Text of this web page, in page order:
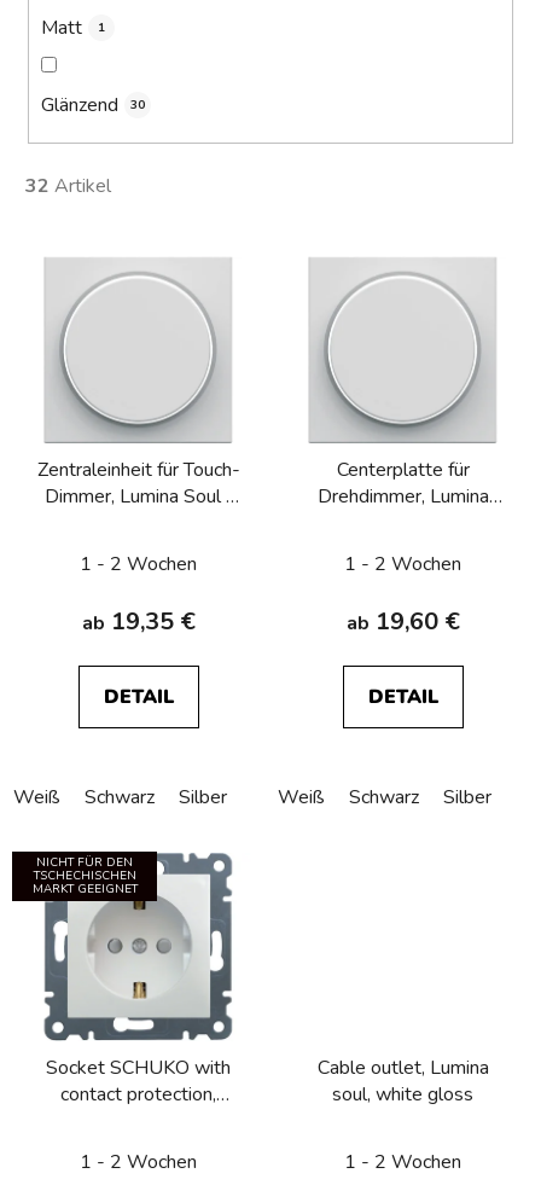
Matt 1
Glänzend 30
32 Artikel
Zentraleinheit für Touch-
Dimmer, Lumina Soul /
1 - 2 Wochen
ab 19,35 €
DETAIL
Weiß Schwarz Silber
Centerplatte für
Drehdimmer, Lumina
1 - 2 Wochen
ab 19,60 €
DETAIL
Weiß Schwarz Silber
NICHT FÜR DEN
TSCHECHISCHEN
MARKT GEEIGNET
Socket SCHUKO with
contact protection,
1 - 2 Wochen
Cable outlet, Lumina
soul, white gloss
1 - 2 Wochen